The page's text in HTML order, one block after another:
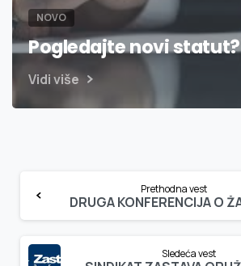
NOVO
Pogledajte novi statut?
Vidi više
Reading
Prethodna vest
Sledeća vest